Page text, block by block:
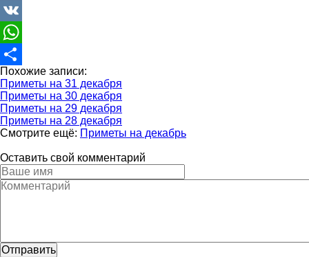
Telegram
VK
WhatsApp
Отправить
Похожие записи:
Приметы на 31 декабря
Приметы на 30 декабря
Приметы на 29 декабря
Приметы на 28 декабря
Смотрите ещё: Приметы на декабрь
Оставить свой комментарий